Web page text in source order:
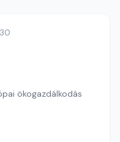
ökogazdálkodás